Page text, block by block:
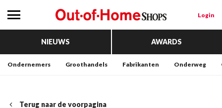
Login
NIEUWS AWARDS
Ondernemers Groothandels Fabrikanten Onderweg
Terug naar de voorpagina